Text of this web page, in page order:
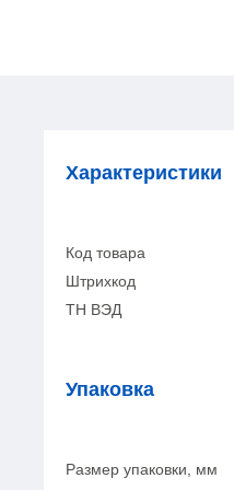
Характеристики
Код товара
Штрихкод
ТН ВЭД
Упаковка
Размер упаковки, мм